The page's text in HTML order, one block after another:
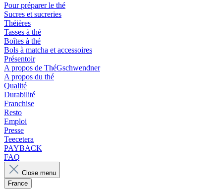
Pour préparer le thé
Sucres et sucreries
Théières
Tasses à thé
Boîtes à thé
Bols à matcha et accessoires
Présentoir
A propos de ThéGschwendner
A propos du thé
Qualité
Durabilité
Franchise
Resto
Emploi
Presse
Teecetera
PAYBACK
FAQ
Close menu
France